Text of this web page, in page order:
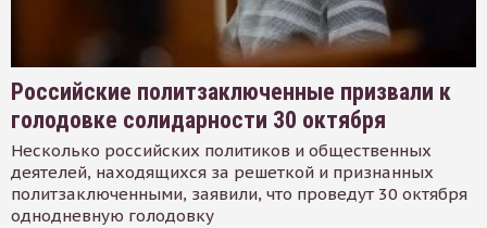
Российские политзаключенные призвали к
голодовке солидарности 30 октября
Несколько российских политиков и общественных
деятелей, находящихся за решеткой и признанных
политзаключенными, заявили, что проведут 30 октября
однодневную голодовку